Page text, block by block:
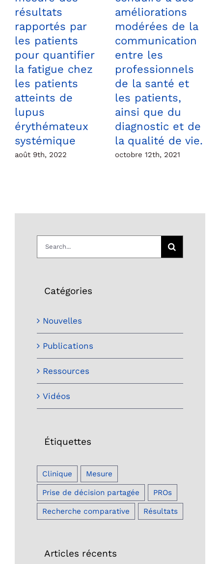
résultats
rapportés par
les patients
pour quantifier
la fatigue chez
les patients
atteints de
lupus
érythémateux
systémique
août 9th, 2022
améliorations
modérées de la
communication
entre les
professionnels
de la santé et
les patients,
ainsi que du
diagnostic et de
la qualité de vie.
octobre 12th, 2021
Search
for:
Catégories
Nouvelles
Publications
Ressources
Vidéos
Étiquettes
Clinique Mesure
Prise de décision partagée PROs
Recherche comparative Résultats
Articles récents